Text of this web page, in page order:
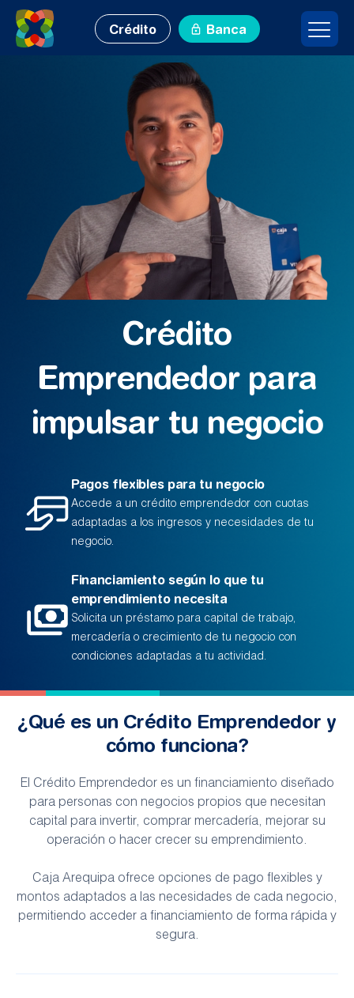
Crédito Banca
Crédito
Emprendedor para
impulsar tu negocio
Pagos flexibles para tu negocio
Accede a un crédito emprendedor con cuotas
adaptadas a los ingresos y necesidades de tu
negocio.
Financiamiento según lo que tu
emprendimiento necesita
Solicita un préstamo para capital de trabajo,
mercadería o crecimiento de tu negocio con
condiciones adaptadas a tu actividad.
¿Qué es un Crédito Emprendedor y
cómo funciona?
El Crédito Emprendedor es un financiamiento diseñado
para personas con negocios propios que necesitan
capital para invertir, comprar mercadería, mejorar su
operación o hacer crecer su emprendimiento.
Caja Arequipa ofrece opciones de pago flexibles y
montos adaptados a las necesidades de cada negocio,
permitiendo acceder a financiamiento de forma rápida y
segura.